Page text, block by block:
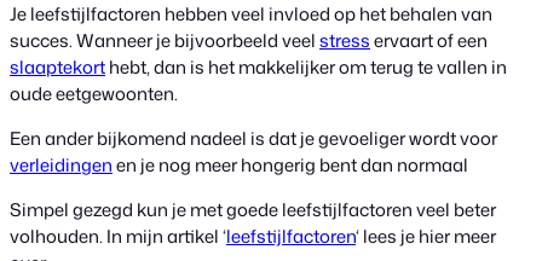
Je leefstijlfactoren hebben veel invloed op het behalen van
succes. Wanneer je bijvoorbeeld veelstresservaart of een
slaaptekorthebt, dan is het makkelijker om terug te vallen in
oude eetgewoonten.
Een ander bijkomend nadeel is dat je gevoeliger wordt voor
verleidingenen je nog meer hongerig bent dan normaal
Simpel gezegd kun je met goede leefstijlfactoren veel beter
volhouden. In mijn artikel ‘leefstijlfactoren‘ lees je hier meer